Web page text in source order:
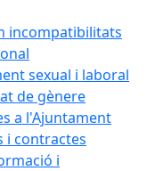
incompatibilitats
sexual i laboral
de gènere
a l'Ajuntament
i contractes
i